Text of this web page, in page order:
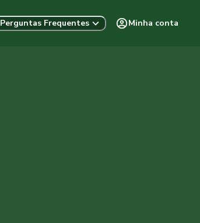
Perguntas Frequentes Minha conta